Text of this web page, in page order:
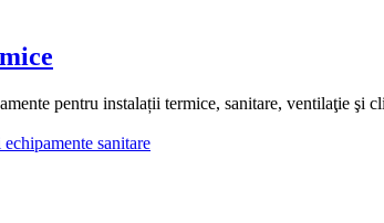
pentru instalații termice, sanitare, ventilaţie şi